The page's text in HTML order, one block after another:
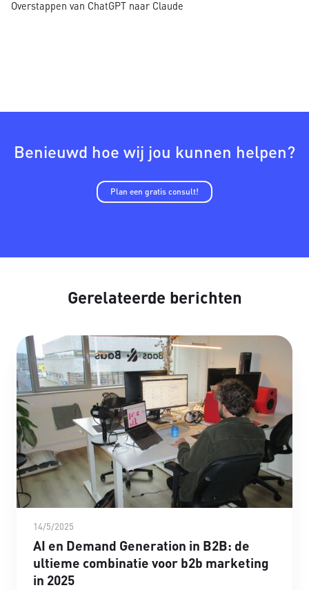
Overstappen van ChatGPT naar Claude
Benieuwd hoe wij jou kunnen helpen?
Plan een gratis consult!
Gerelateerde berichten
14/5/2025
AI en Demand Generation in B2B: de
ultieme combinatie voor b2b marketing
in 2025